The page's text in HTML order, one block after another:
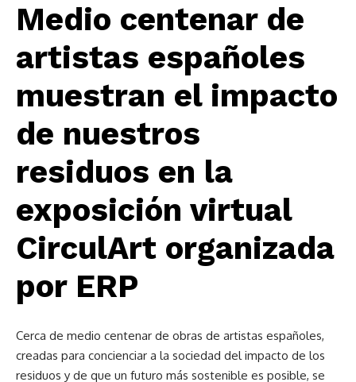
Medio centenar de
artistas españoles
muestran el impacto
de nuestros
residuos en la
exposición virtual
CirculArt organizada
por ERP
Cerca de medio centenar de obras de artistas españoles,
creadas para concienciar a la sociedad del impacto de los
residuos y de que un futuro más sostenible es posible, se